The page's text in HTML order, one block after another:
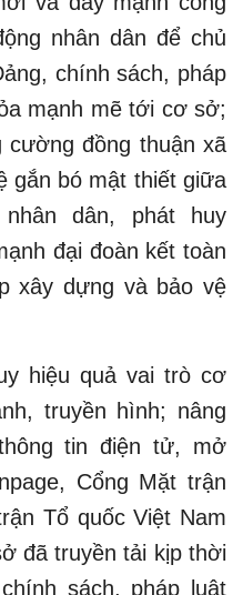
nhân dân để chủ
chính sách, pháp
mạnh mẽ tới cơ sở;
cường đồng thuận xã
gắn bó mật thiết giữa
dân, phát huy
đại đoàn kết toàn
xây dựng và bảo vệ
hiệu quả vai trò cơ
truyền hình; nâng
tin điện tử, mở
Cổng Mặt trận
Tổ quốc Việt Nam
đã truyền tải kịp thời
sách, pháp luật